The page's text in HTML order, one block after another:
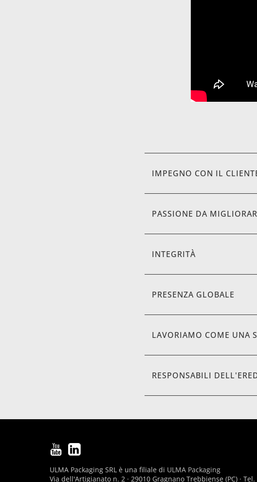
IMPEGNO CON IL
PASSIONE DA
INTEGRITÀ
PRESENZA GLOBALE
LAVORIAMO COME UNA
RESPONSABILI
ULMA Packaging SRL è una filiale di ULMA Packaging
Via dell'Artigianato n. 2 · 29010 Gragnano Trebbiense (PC) ·